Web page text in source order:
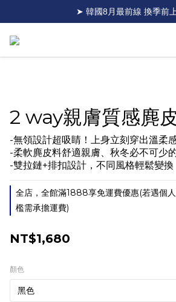
2 way親膚質感麂
-無領設計超吸睛！上身立刻穿出溫柔
-柔軟麂皮料舒適親膚、秋冬必不可少
-雙拉鏈+排扣設計，不同風格輕鬆變換
全店，全館滿1888享免運費優惠(若遇個
檻需承擔運費)
NT$1,680
顏色
➤ 韓國8月最前線 換季前